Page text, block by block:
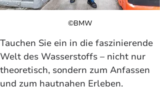
©BMW
Tauchen Sie ein in die faszinierende
Welt des Wasserstoffs – nicht nur
theoretisch, sondern zum Anfassen
und zum hautnahen Erleben.